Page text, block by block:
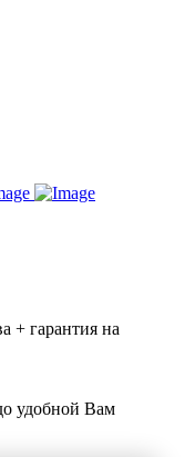
+ гарантия на
удобной Вам